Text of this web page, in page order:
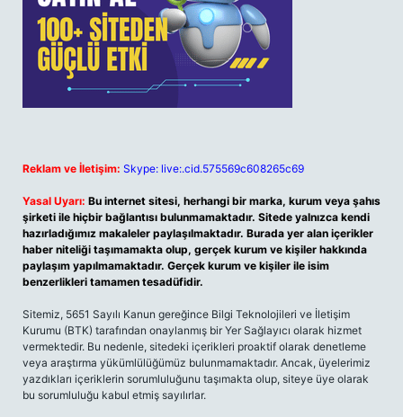
Reklam ve İletişim: Skype: live:.cid.575569c608265c69
Yasal Uyarı: Bu internet sitesi, herhangi bir marka, kurum veya şahıs
şirketi ile hiçbir bağlantısı bulunmamaktadır. Sitede yalnızca kendi
hazırladığımız makaleler paylaşılmaktadır. Burada yer alan içerikler
haber niteliği taşımamakta olup, gerçek kurum ve kişiler hakkında
paylaşım yapılmamaktadır. Gerçek kurum ve kişiler ile isim
benzerlikleri tamamen tesadüfidir.
Sitemiz, 5651 Sayılı Kanun gereğince Bilgi Teknolojileri ve İletişim
Kurumu (BTK) tarafından onaylanmış bir Yer Sağlayıcı olarak hizmet
vermektedir. Bu nedenle, sitedeki içerikleri proaktif olarak denetleme
veya araştırma yükümlülüğümüz bulunmamaktadır. Ancak, üyelerimiz
yazdıkları içeriklerin sorumluluğunu taşımakta olup, siteye üye olarak
bu sorumluluğu kabul etmiş sayılırlar.